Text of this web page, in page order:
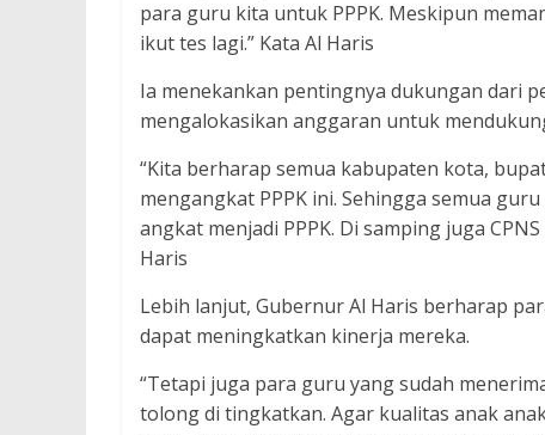
para guru kita untuk PPPK. Meskipun
ikut tes lagi.” Kata Al Haris
Ia menekankan pentingnya dukungan dari
mengalokasikan anggaran untuk
“Kita berharap semua kabupaten kota,
mengangkat PPPK ini. Sehingga semua
angkat menjadi PPPK. Di samping juga
Haris
Lebih lanjut, Gubernur Al Haris berharap
dapat meningkatkan kinerja mereka.
“Tetapi juga para guru yang sudah
tolong di tingkatkan. Agar kualitas anak